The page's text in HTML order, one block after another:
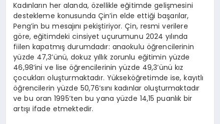
Kadınların her alanda, özellikle eğitimde gelişmesini
destekleme konusunda Çin’in elde ettiği başarılar,
Peng’in bu mesajını pekiştiriyor. Çin, resmi verilere
göre, eğitimdeki cinsiyet uçurumunu 2024 yılında
fiilen kapatmış durumdadır: anaokulu öğrencilerinin
yüzde 47,3’ünü, dokuz yıllık zorunlu eğitimin yüzde
46,98’ini ve lise öğrencilerinin yüzde 49,3’ünü kız
çocukları oluşturmaktadır. Yükseköğretimde ise, kayıtlı
öğrencilerin yüzde 50,76’sını kadınlar oluşturmaktadır
ve bu oran 1995’ten bu yana yüzde 14,15 puanlık bir
artışı ifade etmektedir.